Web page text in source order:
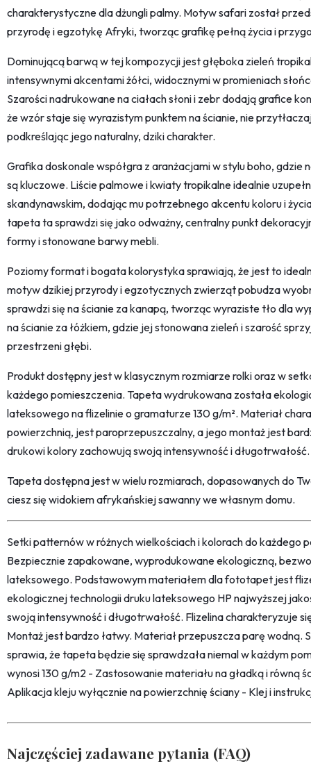
charakterystyczne dla dżungli palmy. Motyw safari został
przyrodę i egzotykę Afryki, tworząc grafikę pełną życia i
Dominującą barwą w tej kompozycji jest głęboka zieleń
intensywnymi akcentami żółci, widocznymi w promieniach
Szarości nadrukowane na ciałach słoni i zebr dodają grafice
że wzór staje się wyrazistym punktem na ścianie, nie
podkreślając jego naturalny, dziki charakter.
Grafika doskonale współgra z aranżacjami w stylu boho,
są kluczowe. Liście palmowe i kwiaty tropikalne idealnie
skandynawskim, dodając mu potrzebnego akcentu koloru i
tapeta ta sprawdzi się jako odważny, centralny punkt
formy i stonowane barwy mebli.
Poziomy format i bogata kolorystyka sprawiają, że jest to
motyw dzikiej przyrody i egzotycznych zwierząt pobudza
sprawdzi się na ścianie za kanapą, tworząc wyraziste tło dla
na ścianie za łóżkiem, gdzie jej stonowana zieleń i szarość
przestrzeni głębi.
Produkt dostępny jest w klasycznym rozmiarze rolki oraz w
każdego pomieszczenia. Tapeta wydrukowana została
lateksowego na flizelinie o gramaturze 130 g/m². Materiał
powierzchnią, jest paroprzepuszczalny, a jego montaż jest
drukowi kolory zachowują swoją intensywność i długotrwałość.
Tapeta dostępna jest w wielu rozmiarach, dopasowanych do
ciesz się widokiem afrykańskiej sawanny we własnym domu.
Setki patternów w różnych wielkościach i kolorach do każdego
Bezpiecznie zapakowane, wyprodukowane ekologiczną,
lateksowego. Podstawowym materiałem dla fototapet jest
ekologicznej technologii druku lateksowego HP najwyższej
swoją intensywność i długotrwałość. Flizelina charakteryzuje
Montaż jest bardzo łatwy. Materiał przepuszcza parę wodną.
sprawia, że tapeta będzie się sprawdzała niemal w każdym
wynosi 130 g/m2 - Zastosowanie materiału na gładką i równą
Aplikacja kleju wyłącznie na powierzchnię ściany - Klej i
Najczęściej zadawane pytania (FAQ)